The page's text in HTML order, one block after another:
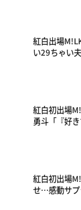
紅白出場
い29ちゃい
紅白初出場
勇斗「『好
紅白初出場
せ…感動サ